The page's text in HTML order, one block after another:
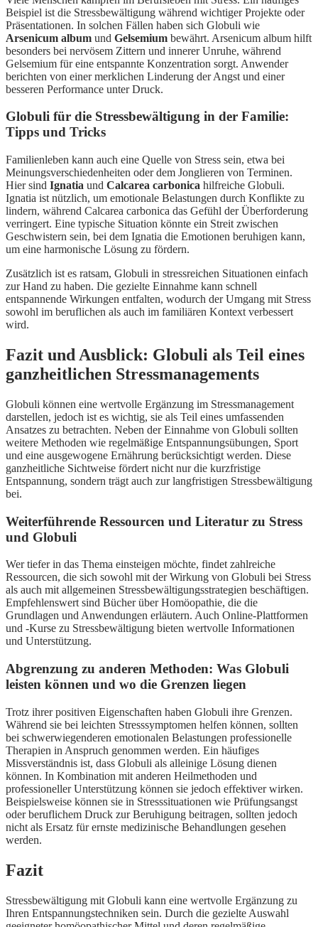
Beispiel ist die Stressbewältigung während wichtiger Projekte oder
Präsentationen. In solchen Fällen haben sich Globuli wie
Arsenicum album und Gelsemium bewährt. Arsenicum album hilft
besonders bei nervösem Zittern und innerer Unruhe, während
Gelsemium für eine entspannte Konzentration sorgt. Anwender
berichten von einer merklichen Linderung der Angst und einer
besseren Performance unter Druck.
Globuli für die Stressbewältigung in der Familie:
Tipps und Tricks
Familienleben kann auch eine Quelle von Stress sein, etwa bei
Meinungsverschiedenheiten oder dem Jonglieren von Terminen.
Hier sind Ignatia und Calcarea carbonica hilfreiche Globuli.
Ignatia ist nützlich, um emotionale Belastungen durch Konflikte zu
lindern, während Calcarea carbonica das Gefühl der Überforderung
verringert. Eine typische Situation könnte ein Streit zwischen
Geschwistern sein, bei dem Ignatia die Emotionen beruhigen kann,
um eine harmonische Lösung zu fördern.
Zusätzlich ist es ratsam, Globuli in stressreichen Situationen einfach
zur Hand zu haben. Die gezielte Einnahme kann schnell
entspannende Wirkungen entfalten, wodurch der Umgang mit Stress
sowohl im beruflichen als auch im familiären Kontext verbessert
wird.
Fazit und Ausblick: Globuli als Teil eines
ganzheitlichen Stressmanagements
Globuli können eine wertvolle Ergänzung im Stressmanagement
darstellen, jedoch ist es wichtig, sie als Teil eines umfassenden
Ansatzes zu betrachten. Neben der Einnahme von Globuli sollten
weitere Methoden wie regelmäßige Entspannungsübungen, Sport
und eine ausgewogene Ernährung berücksichtigt werden. Diese
ganzheitliche Sichtweise fördert nicht nur die kurzfristige
Entspannung, sondern trägt auch zur langfristigen Stressbewältigung
bei.
Weiterführende Ressourcen und Literatur zu Stress
und Globuli
Wer tiefer in das Thema einsteigen möchte, findet zahlreiche
Ressourcen, die sich sowohl mit der Wirkung von Globuli bei Stress
als auch mit allgemeinen Stressbewältigungsstrategien beschäftigen.
Empfehlenswert sind Bücher über Homöopathie, die die
Grundlagen und Anwendungen erläutern. Auch Online-Plattformen
und -Kurse zu Stressbewältigung bieten wertvolle Informationen
und Unterstützung.
Abgrenzung zu anderen Methoden: Was Globuli
leisten können und wo die Grenzen liegen
Trotz ihrer positiven Eigenschaften haben Globuli ihre Grenzen.
Während sie bei leichten Stresssymptomen helfen können, sollten
bei schwerwiegenderen emotionalen Belastungen professionelle
Therapien in Anspruch genommen werden. Ein häufiges
Missverständnis ist, dass Globuli als alleinige Lösung dienen
können. In Kombination mit anderen Heilmethoden und
professioneller Unterstützung können sie jedoch effektiver wirken.
Beispielsweise können sie in Stresssituationen wie Prüfungsangst
oder beruflichem Druck zur Beruhigung beitragen, sollten jedoch
nicht als Ersatz für ernste medizinische Behandlungen gesehen
werden.
Fazit
Stressbewältigung mit Globuli kann eine wertvolle Ergänzung zu
Ihren Entspannungstechniken sein. Durch die gezielte Auswahl